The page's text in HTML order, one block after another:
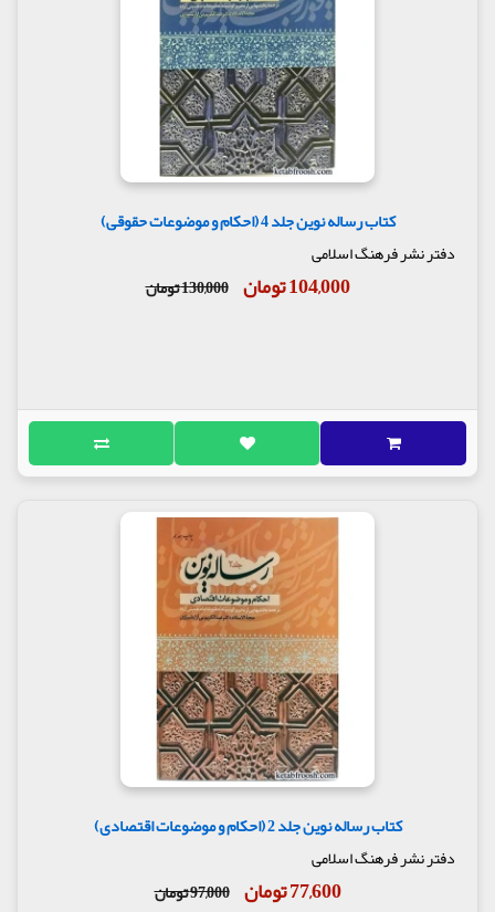
کتاب رساله نوین جلد 4 (احکام و موضوعات حقوقی)
دفتر نشر فرهنگ اسلامی
104,000 تومان 130,000 تومان
کتاب رساله نوین جلد 2 (احکام و موضوعات اقتصادی)
دفتر نشر فرهنگ اسلامی
77,600 تومان 97,000 تومان